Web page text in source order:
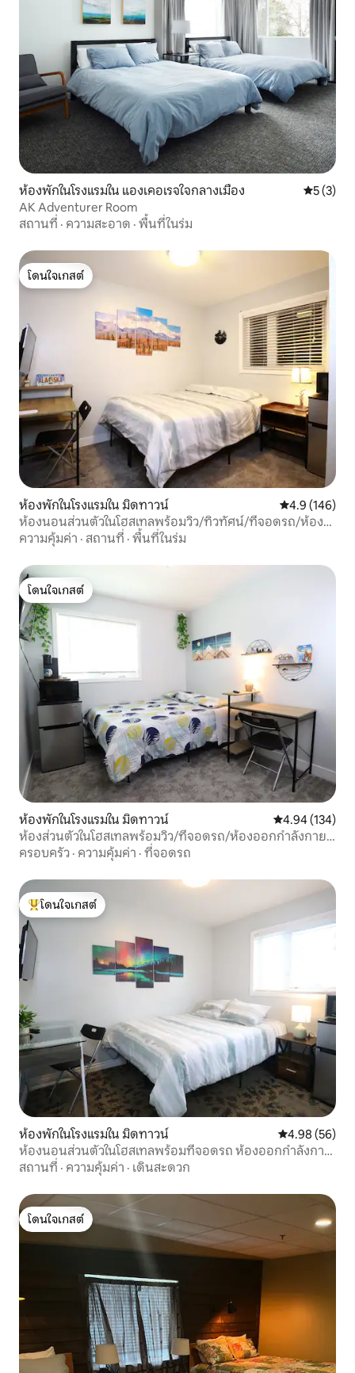
ห้องพักในโรงแรมใน แองเคอเรจใจกลางเมือง คะแนนเฉ
5 (3)
AK Adventurer Room
สถานที่ · ความสะอาด · พื้นที่ในร่ม
โดนใจเกสต์
โดนใจเกสต์
ห้องพักในโรงแรมใน มิดทาวน์ คะแนนเฉลี่ย
4.9 (146)
ห้องนอนส่วนตัวในโฮสเทลพร้อมวิว/ทิวทัศน์/ที่จอดรถ/ห้อง
ออกกำลังกาย 304
ความคุ้มค่า · สถานที่ · พื้นที่ในร่ม
โดนใจเกสต์
โดนใจเกสต์
ห้องพักในโรงแรมใน มิดทาวน์ คะแนนเฉลี่ย
4.94 (134)
ห้องส่วนตัวในโฮสเทลพร้อมวิว/ที่จอดรถ/ห้องออกกำลังกาย
309
ครอบครัว · ความคุ้มค่า · ที่จอดรถ
โดนใจเกสต์ที่สุด
โดนใจเกสต์
ห้องพักในโรงแรมใน มิดทาวน์ คะแนนเฉลี่ย
4.98 (56)
ห้องนอนส่วนตัวในโฮสเทลพร้อมที่จอดรถ ห้องออกกำลังกาย
และห้องซักรีด 204
สถานที่ · ความคุ้มค่า · เดินสะดวก
โดนใจเกสต์
โดนใจเกสต์